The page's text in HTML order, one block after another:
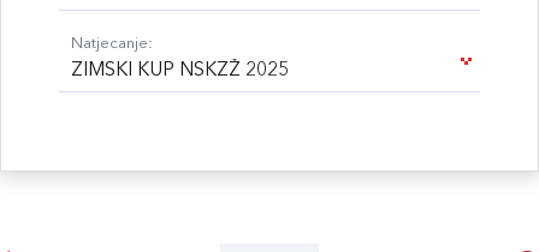
Natjecanje:
ZIMSKI KUP NSKZŽ 2025